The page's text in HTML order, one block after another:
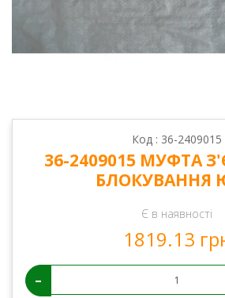
Код : 36-2409015
36-2409015 МУФТА
БЛОКУВАННЯ
Є в наявності
1819.13
-